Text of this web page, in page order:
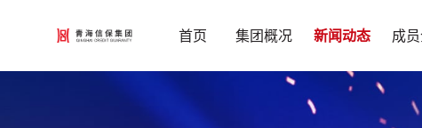
首页 集团概况 新闻动态 成